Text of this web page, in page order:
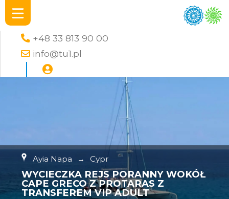
+48 33 813 90 00
info@tu1.pl
Ayia Napa → Cypr
WYCIECZKA REJS PORANNY WOKÓŁ
CAPE GRECO Z PROTARAS Z
TRANSFEREM VIP ADULT